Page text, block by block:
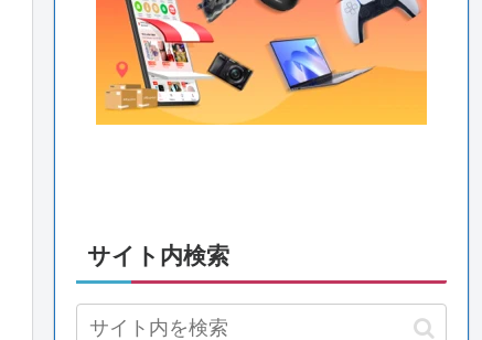
サイト内検索